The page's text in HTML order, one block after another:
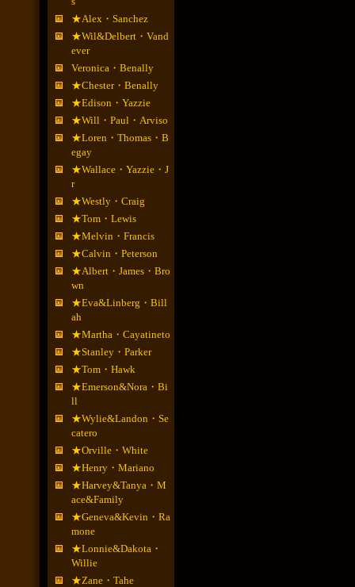
★Alex・Sanchez
★Wil&Delbert・Vand
ever
Veronica・Benally
★Chester・Benally
★Edison・Yazzie
★Will・Paul・Arviso
★Loren・Thomas・B
egay
★Wallace・Yazzie・J
r
★Westly・Craig
★Tom・Lewis
★Melvin・Francis
★Calvin・Peterson
★Albert・James・Bro
wn
★Eva&Linberg・Bill
ah
★Martha・Cayatineto
★Stanley・Parker
★Tom・Hawk
★Emerson&Nora・Bi
ll
★Wylie&Landon・Se
catero
★Orville・White
★Henry・Mariano
★Harvey&Tanya・M
ace&Family
★Geneva&Kevin・Ra
mone
★Lonnie&Dakota・
Willie
★Zane・Tahe